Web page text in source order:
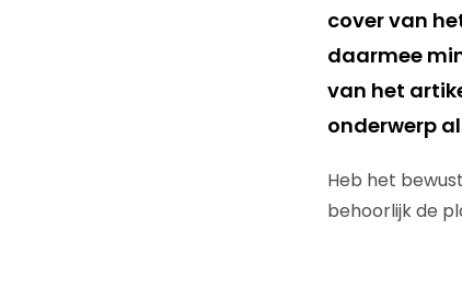
cover van
daarmee
van het
onderwerp
Heb het
behoorlijk de